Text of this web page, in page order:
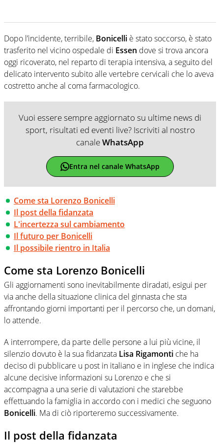
Dopo l’incidente, terribile, Bonicelli è stato soccorso, è stato
trasferito nel vicino ospedale di Essen dove si trova ancora
oggi ricoverato, nel reparto di terapia intensiva, a seguito del
delicato intervento subito alle vertebre cervicali che lo aveva
costretto anche al coma farmacologico.
Vuoi essere sempre aggiornato su ultime news di
sport, risultati ed eventi live? Iscriviti al nostro
canaleWhatsApp
Entra nel canale WhatsApp
Come sta Lorenzo Bonicelli
Il post della fidanzata
L'incertezza sul cambiamento
Il futuro per Bonicelli
Il possibile rientro in Italia
Come sta Lorenzo Bonicelli
Gli aggiornamenti sono inevitabilmente diradati, esigui per
via anche della situazione clinica del ginnasta che sta
affrontando giorni importanti per il percorso che, un domani,
lo attende.
A interrompere, da parte delle persone a lui più vicine, il
silenzio dovuto è la sua fidanzata Lisa Rigamonti che ha
deciso di pubblicare u post in italiano e in inglese che indica
alcune decisive informazioni su Lorenzo e che si
accompagna a una serie di valutazioni che starebbe
effettuando la famiglia in accordo con i medici che seguono
Bonicelli. Ma di ciò riporteremo successivamente.
Il post della fidanzata